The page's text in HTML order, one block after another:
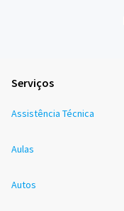
Serviços
Assistência Técnica
Aulas
Autos